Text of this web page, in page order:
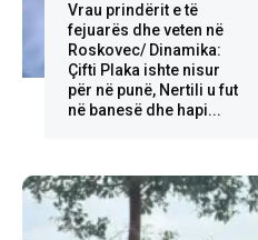
Vrau prindërit e të
fejuarës dhe veten në
Roskovec/ Dinamika:
Çifti Plaka ishte nisur
për në punë, Nertili u fut
në banesë dhe hapi...